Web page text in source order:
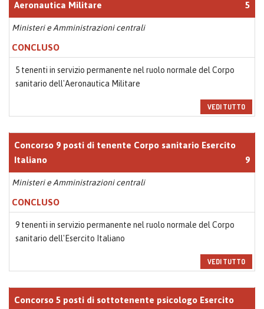
Aeronautica Militare
5
Ministeri e Amministrazioni centrali
CONCLUSO
5 tenenti in servizio permanente nel ruolo normale del Corpo
sanitario dell'Aeronautica Militare
VEDI TUTTO
Concorso 9 posti di tenente Corpo sanitario Esercito
Italiano
9
Ministeri e Amministrazioni centrali
CONCLUSO
9 tenenti in servizio permanente nel ruolo normale del Corpo
sanitario dell'Esercito Italiano
VEDI TUTTO
Concorso 5 posti di sottotenente psicologo Esercito